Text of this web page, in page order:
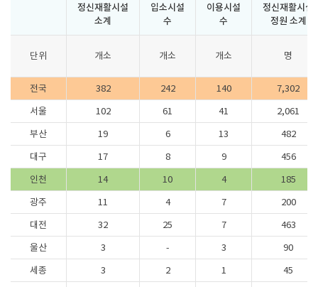
정신재활시설
소계
입소시설
수
이용시설
수
정신재활시설
정원 소계
단위 개소 개소 개소 명
전국 382 242 140
7,302
서울
102 61 41
2,061
부산
19 6 13
482
대구
17 8 9
456
인천
14 10 4
185
광주
11 4 7
200
대전
32 25 7
463
울산
3 - 3
90
세종
3 2 1
45